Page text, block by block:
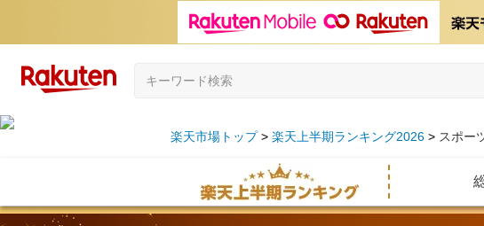
楽天市場トップ 楽天上半期ランキング2026 スポー